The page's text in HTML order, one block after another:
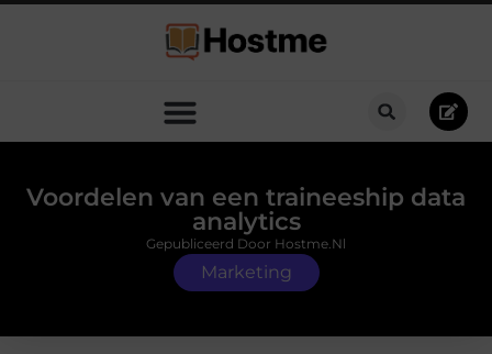
Voordelen van een traineeship data
analytics
Marketing
Gepubliceerd Door Hostme.nl